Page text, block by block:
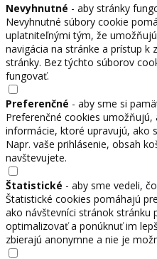
Nevyhnutné - aby stránky
Nevyhnutné súbory cookie
uplatniteľnými tým, že
navigácia na stránke a prístup k
stránky. Bez týchto súborov
fungovať.
Preferenčné - aby sme si
Preferenčné cookies umožňujú,
informácie, ktoré upravujú, ako
Napr. vaše prihlásenie, obsah
navštevujete.
Štatistické - aby sme vedeli,
Štatistické cookies pomáhajú
ako návštevníci stránok stránku
optimalizovať a ponúknuť im
zbierajú anonymne a nie je